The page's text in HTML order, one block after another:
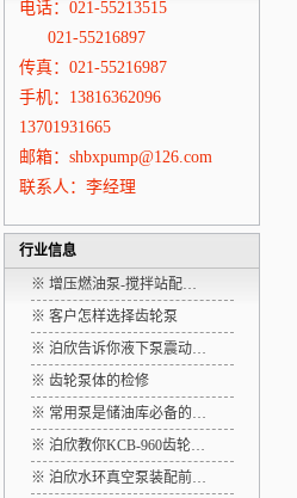
电话：021-55213515
021-55216897
传真：021-55216987
手机：13816362096
13701931665
邮箱：shbxpump@126.com
联系人：李经理
行业信息
※ 增压燃油泵-搅拌站配…
※ 客户怎样选择齿轮泵
※ 泊欣告诉你液下泵震动…
※ 齿轮泵体的检修
※ 常用泵是储油库必备的…
※ 泊欣教你KCB-960齿轮…
※ 泊欣水环真空泵装配前…